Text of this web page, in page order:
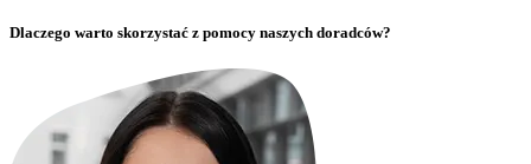
Dlaczego warto skorzystać z pomocy naszych doradców?